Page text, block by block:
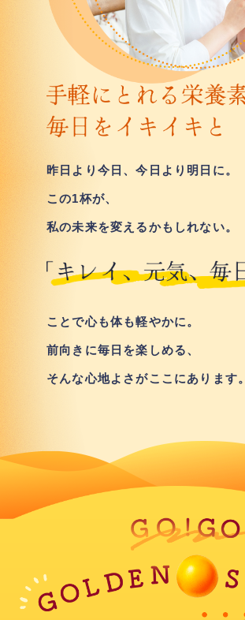
昨日より今日、今日より明日に。
この1杯が、
私の未来を変えるかもしれない。
ことで心も体も軽やかに。
前向きに毎日を楽しめる、
そんな心地よさがここにあります。